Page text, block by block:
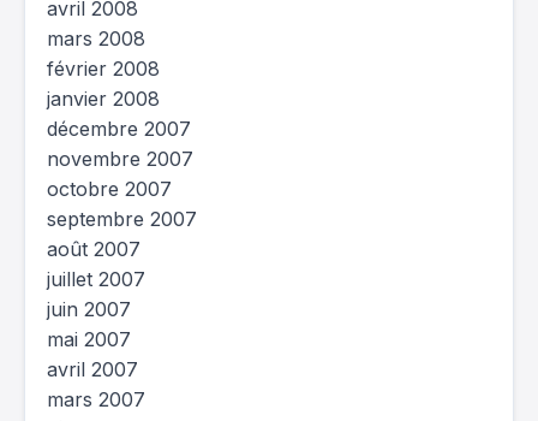
avril 2008
mars 2008
février 2008
janvier 2008
décembre 2007
novembre 2007
octobre 2007
septembre 2007
août 2007
juillet 2007
juin 2007
mai 2007
avril 2007
mars 2007